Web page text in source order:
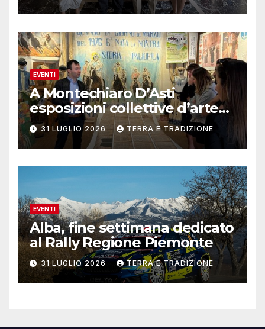
EVENTI
A Montechiaro D’Asti
esposizioni collettive d’arte
contemporanea
31 LUGLIO 2026 TERRA E TRADIZIONE
EVENTI
Alba, fine settimana dedicato
al Rally Regione Piemonte
31 LUGLIO 2026 TERRA E TRADIZIONE